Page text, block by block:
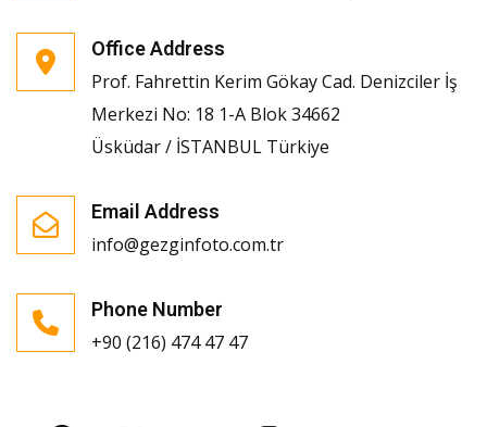
Office Address
Prof. Fahrettin Kerim Gökay Cad. Denizciler İş
Merkezi No: 18 1-A Blok 34662
Üsküdar / İSTANBUL Türkiye
Email Address
info@gezginfoto.com.tr
Phone Number
+90 (216) 474 47 47